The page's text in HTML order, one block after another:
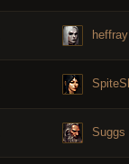
heffray
Suggs